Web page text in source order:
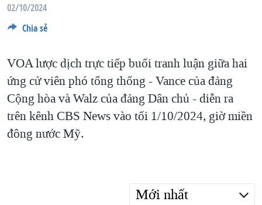
"Tìm"NGƯỜI VIỆT HẢI NGOẠI
ĐỜI SỐNG
KHOA HỌC
SỨC KHOẺ
VĂN HOÁ
THỂ THAO
TẠI
HÀNH TRÌNH BẦU CỬ 2024
GIẢI MÃ VÀNH ĐAI & CON ĐƯỜNG
NGÀY TỊ NẠN THẾ GIỚI
TRỊNH VĨNH BÌNH - NGƯỜI HẠ 'BÊN THẮNG CUỘC'
GROUND ZERO – XƯA VÀ NAY
THƯỢNG ĐỈNH TRUMP-KIM TẠI VIỆT NAM
VIDEO
NGHE
MẠNG XÃ HỘI
Ngôn ngữ khác
02/10/2024
Chia sẻ
VOA lược dịch trực tiếp buổi tranh luận giữa hai
ứng cử viên phó tổng thống - Vance của đảng
Cộng hòa và Walz của đảng Dân chủ - diễn ra
trên kênh CBS News vào tối 1/10/2024, giờ miền
đông nước Mỹ.
Mới nhất